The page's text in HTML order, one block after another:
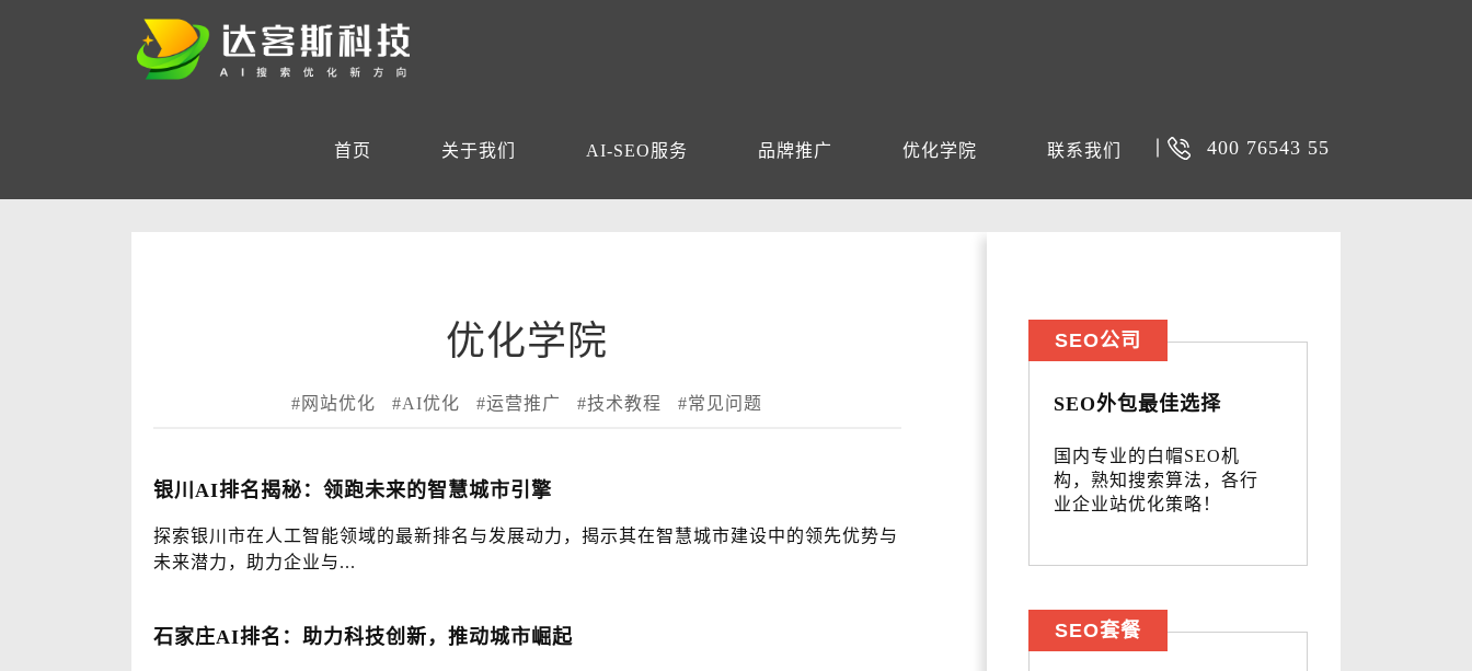
首页 关于我们 AI-SEO服务 品牌推广 优化学院 联系我们 400 76543 55
优化学院
#网站优化 #AI优化 #运营推广 #技术教程 #常见问题
银川AI排名揭秘：领跑未来的智慧城市引擎
探索银川市在人工智能领域的最新排名与发展动力，揭示其在智慧城市建设中的领先优势与
未来潜力，助力企业与...
石家庄AI排名：助力科技创新，推动城市崛起
SEO外包最佳选择
国内专业的白帽SEO机
构，熟知搜索算法，各行
业企业站优化策略！
SEO公司
SEO套餐